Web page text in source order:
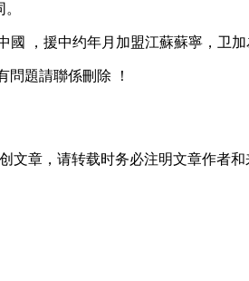
，援中约年月加盟江蘇蘇寧 ，卫加為
問題請聯係刪除 ！
文章，请转载时务必注明文章作者